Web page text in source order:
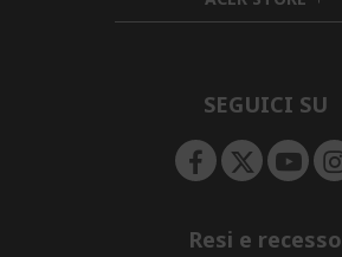
n
di
e
SEGUICI SU
Resi e recesso